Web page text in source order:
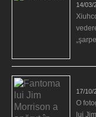
14/03/
17/10/
O
lui